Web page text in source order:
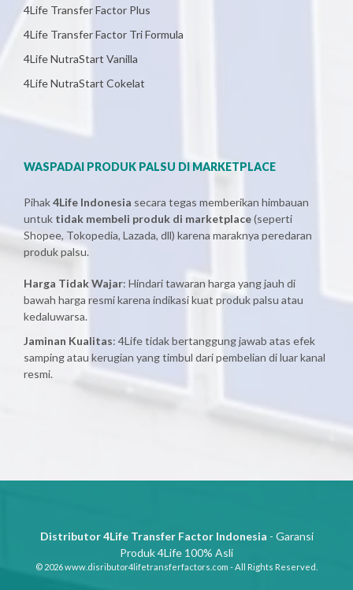
4Life Transfer Factor Plus
4Life Transfer Factor Tri Formula
4Life NutraStart Vanilla
4Life NutraStart Cokelat
WASPADAI PRODUK PALSU DI MARKETPLACE
Pihak4Life Indonesia secara tegas memberikan himbauan
untuk tidak membeli produk di marketplace(seperti
Shopee, Tokopedia, Lazada, dll) karena maraknya peredaran
produk palsu.
Harga Tidak Wajar: Hindari tawaran harga yang jauh di
bawah harga resmi karena indikasi kuat produk palsu atau
kedaluwarsa.
Jaminan Kualitas: 4Life tidak bertanggung jawab atas efek
samping atau kerugian yang timbul dari pembelian di luar kanal
resmi.
Distributor 4Life Transfer Factor Indonesia - Garansi
Produk 4Life 100% Asli
© 2026 www.disributor4lifetransferfactors.com - All Rights Reserved.